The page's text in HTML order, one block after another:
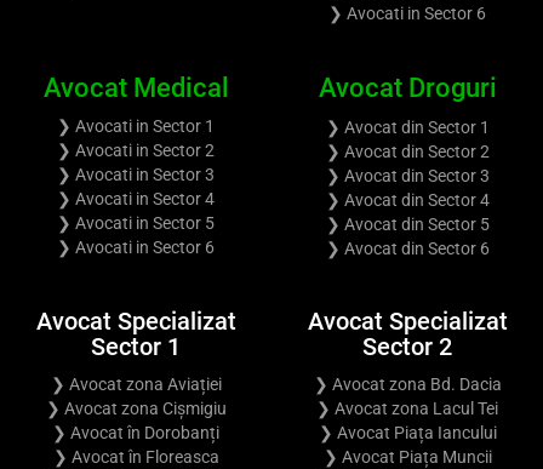
❯ Avocati in Sector 6
Avocat Medical
❯ Avocati in Sector 1
❯ Avocati in Sector 2
❯ Avocati in Sector 3
❯ Avocati in Sector 4
❯ Avocati in Sector 5
❯ Avocati in Sector 6
Avocat Droguri
❯ Avocat din Sector 1
❯ Avocat din Sector 2
❯ Avocat din Sector 3
❯ Avocat din Sector 4
❯ Avocat din Sector 5
❯ Avocat din Sector 6
Avocat Specializat
Sector 1
❯ Avocat zona Aviației
❯ Avocat zona Cișmigiu
❯ Avocat în Dorobanți
❯ Avocat în Floreasca
Avocat Specializat
Sector 2
❯ Avocat zona Bd. Dacia
❯ Avocat zona Lacul Tei
❯ Avocat Piața Iancului
❯ Avocat Piața Muncii